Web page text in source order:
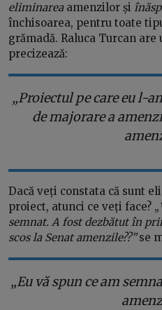
eliminarea amenzilor și
închisoarea, pentru toate
grămadă. Raluca Turcan
precizează:
„Proiectul pe care eu l-
de majorare a
Dacă veți constata că sunt
proiect, atunci ce veți face? „
semnat. A fost dezbătut în
scos la Senat amenzile??”se
„Eu vă spun ce am